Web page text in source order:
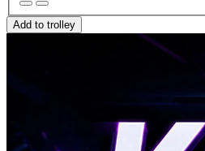
Add to trolley